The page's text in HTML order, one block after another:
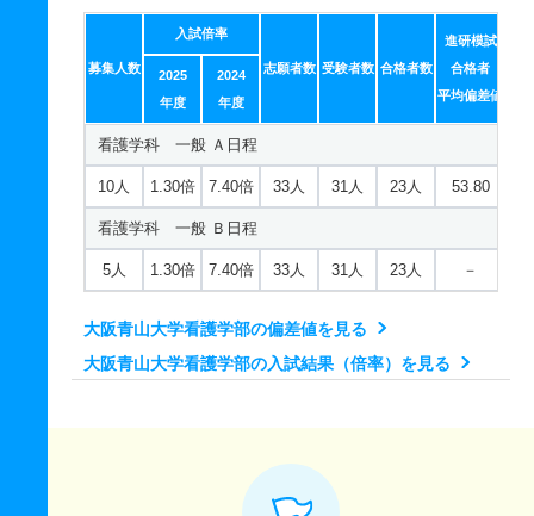
募集人数
入試倍率
志願者数 受験者数 合格者数
進研模試
合格者
平均偏差値
2025
年度
2024
年度
看護学科 一般 Ａ日程
10人 1.30倍 7.40倍 33人 31人 23人 53.80
看護学科 一般 Ｂ日程
5人 1.30倍 7.40倍 33人 31人 23人 －
大阪青山大学看護学部の偏差値を見る
大阪青山大学看護学部の入試結果（倍率）を見る